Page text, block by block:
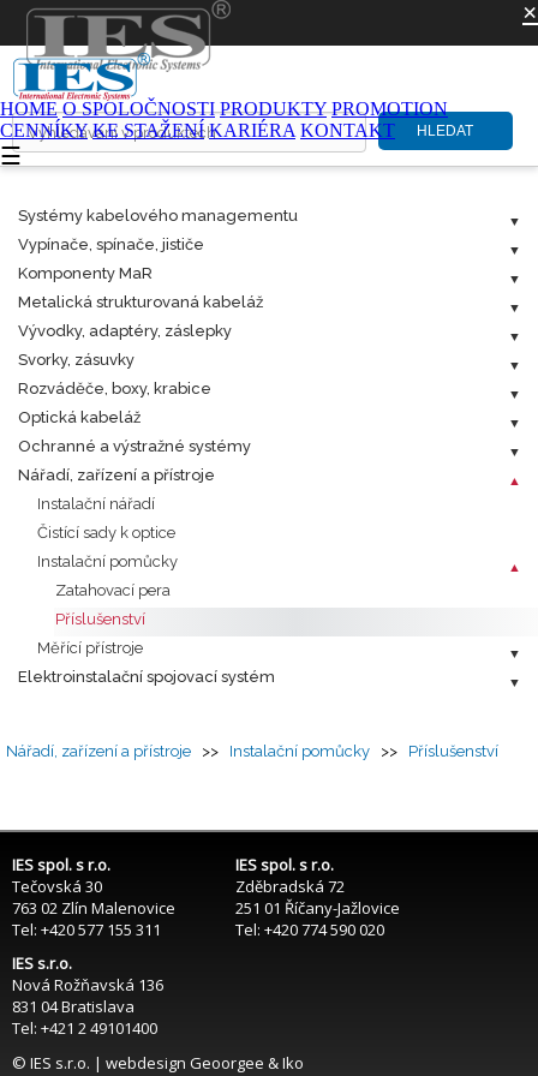
×
HOME O SPOLOČNOSTI PRODUKTY PROMOTION
CENNÍKY KE STAŽENÍ KARIÉRA KONTAKT
☰
HLEDAT
Systémy kabelového managementu
Vypínače, spínače, jističe
Komponenty MaR
Metalická strukturovaná kabeláž
Vývodky, adaptéry, záslepky
Svorky, zásuvky
Rozváděče, boxy, krabice
Optická kabeláž
Ochranné a výstražné systémy
Nářadí, zařízení a přístroje
Instalační nářadí
Čistící sady k optice
Instalační pomůcky
Zatahovací pera
Příslušenství
Měřící přístroje
Elektroinstalační spojovací systém
Nářadí, zařízení a přístroje >> Instalační pomůcky >> Příslušenství
IES spol. s r.o.
Tečovská 30
763 02 Zlín Malenovice
Tel: +420 577 155 311
IES spol. s r.o.
Zděbradská 72
251 01 Říčany-Jažlovice
Tel: +420 774 590 020
IES s.r.o.
Nová Rožňavská 136
831 04 Bratislava
Tel: +421 2 49101400
© IES s.r.o. | webdesign Geoorgee & Iko